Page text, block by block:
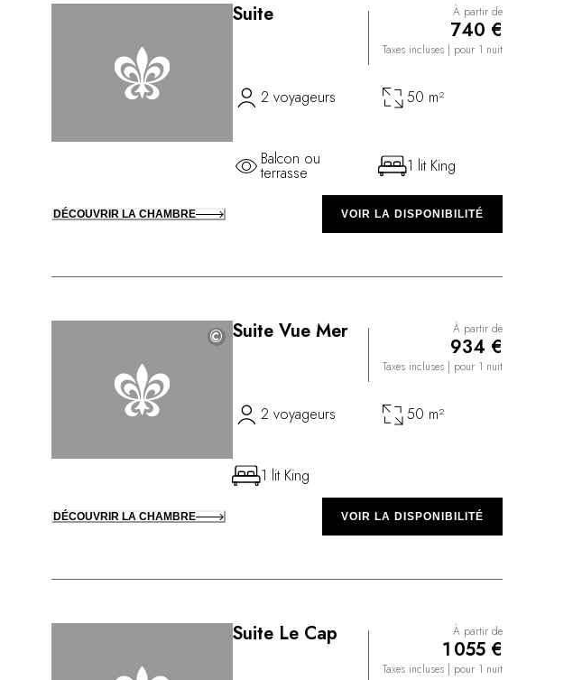
Suite À partir de
740 €
Taxes incluses | pour 1 nuit
2 voyageurs 50 m²
Balcon ou
terrasse 1 lit King
DÉCOUVRIR LA CHAMBRE VOIR LA DISPONIBILITÉ
© Suite Vue Mer À partir de
934 €
Taxes incluses | pour 1 nuit
2 voyageurs 50 m²
1 lit King
DÉCOUVRIR LA CHAMBRE VOIR LA DISPONIBILITÉ
Suite Le Cap À partir de
1 055 €
Taxes incluses | pour 1 nuit